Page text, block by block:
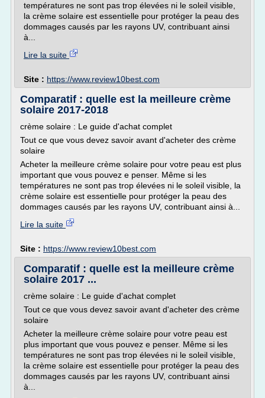
températures ne sont pas trop élevées ni le soleil visible,
la crème solaire est essentielle pour protéger la peau des
dommages causés par les rayons UV, contribuant ainsi
à...
Lire la suite
Site : https://www.review10best.com
Comparatif : quelle est la meilleure crème
solaire 2017-2018
crème solaire : Le guide d'achat complet
Tout ce que vous devez savoir avant d'acheter des crème
solaire
Acheter la meilleure crème solaire pour votre peau est plus
important que vous pouvez e penser. Même si les
températures ne sont pas trop élevées ni le soleil visible, la
crème solaire est essentielle pour protéger la peau des
dommages causés par les rayons UV, contribuant ainsi à...
Lire la suite
Site : https://www.review10best.com
Comparatif : quelle est la meilleure crème
solaire 2017 ...
crème solaire : Le guide d'achat complet
Tout ce que vous devez savoir avant d'acheter des crème
solaire
Acheter la meilleure crème solaire pour votre peau est
plus important que vous pouvez e penser. Même si les
températures ne sont pas trop élevées ni le soleil visible,
la crème solaire est essentielle pour protéger la peau des
dommages causés par les rayons UV, contribuant ainsi
à...